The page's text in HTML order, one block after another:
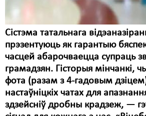
Сістэма татальнага
прэзентуюць як гарантыю
часцей абарочваецца супраць
грамадзян. Гісторыя мінчанкі,
фота (разам з 4-гадовым
настаўніцкіх чатах для
здзейсніў дробны крадзеж, —